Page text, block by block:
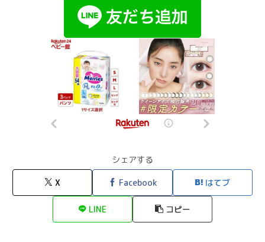
シェアする
X Facebook はてブ
LINE コピー